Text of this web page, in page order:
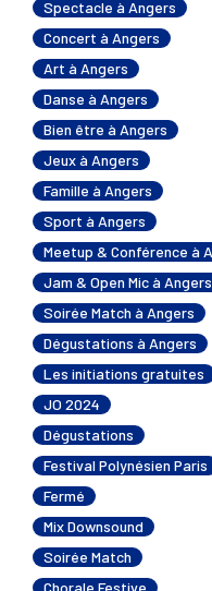
Spectacle à Angers
Concert à Angers
Art à Angers
Danse à Angers
Bien être à Angers
Jeux à Angers
Famille à Angers
Sport à Angers
Meetup & Conférence à
Jam & Open Mic à Angers
Soirée Match à Angers
Dégustations à Angers
Les initiations gratuites
JO 2024
Dégustations
Festival Polynésien Paris
Fermé
Mix Downsound
Soirée Match
Chorale Festive